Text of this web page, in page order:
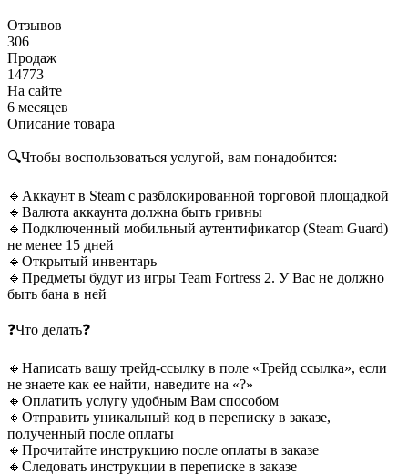
Отзывов
306
Продаж
14773
На сайте
6 месяцев
Описание товара
🔍Чтобы воспользоваться услугой, вам понадобится:
🔹Аккаунт в Steam c разблокированной торговой площадкой
🔹Валюта аккаунта должна быть гривны
🔹Подключенный мобильный аутентификатор (Steam Guard)
не менее 15 дней
🔹Открытый инвентарь
🔹Предметы будут из игры Team Fortress 2. У Вас не должно
быть бана в ней
❓Что делать❓
🔸Написать вашу трейд-ссылку в поле «Трейд ссылка», если
не знаете как ее найти, наведите на «?»
🔸Оплатить услугу удобным Вам способом
🔸Отправить уникальный код в переписку в заказе,
полученный после оплаты
🔸Прочитайте инструкцию после оплаты в заказе
🔸Следовать инструкции в переписке в заказе